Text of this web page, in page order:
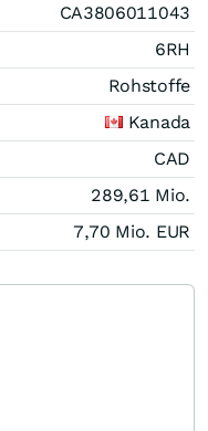
CA3806011043
6RH
Rohstoffe
Kanada
CAD
289,61 Mio.
7,70 Mio. EUR